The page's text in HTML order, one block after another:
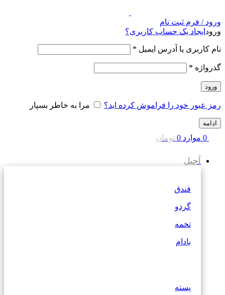
ورود / فرم ثبت نام
ورود ایجاد یک حساب کاربری؟
نام کاربری یا آدرس ایمیل *
گذرواژه *
ورود
رمز عبور خود را فراموش کرده اید؟ مرا به خاطر بسپار
ادامه
0 موارد 0 تومان
آجیل
فندق
گردو
تخمه
بادام
پسته